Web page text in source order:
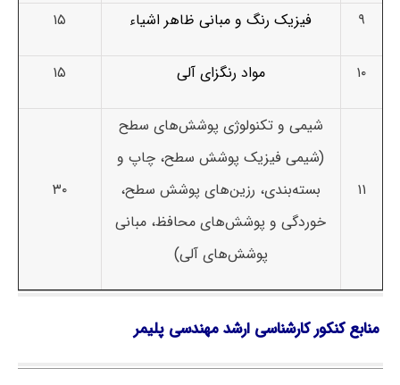
۹ فیزیک رنگ و مبانی ظاهر اشیاء ۱۵
۱۰ مواد رنگزای آلی ۱۵
۱۱
شیمی و تکنولوژی پوشش‌های سطح
(شیمی فیزیک پوشش سطح، چاپ و
بسته‌بندی، رزین‌های پوشش سطح،
خوردگی و پوشش‌های محافظ، مبانی
پوشش‌های آلی)
۳۰
منابع کنکور کارشناسی ارشد مهندسی پلیمر